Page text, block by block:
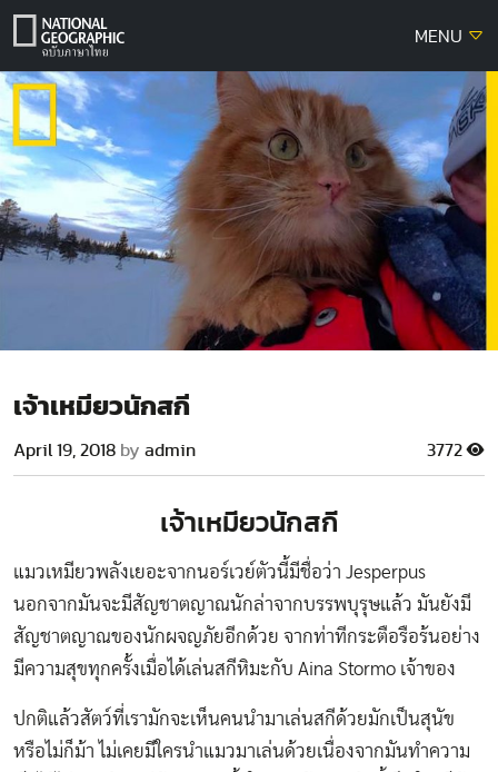
Skip
MENU
เจ้าเหมียวนักสกี
April 19, 2018 by admin 3772
เจ้าเหมียวนักสกี
แมวเหมียวพลังเยอะจากนอร์เวย์ตัวนี้มีชื่อว่า Jesperpus
นอกจากมันจะมีสัญชาตญาณนักล่าจากบรรพบุรุษแล้ว มันยังมี
สัญชาตญาณของนักผจญภัยอีกด้วย จากท่าทีกระตือรือร้นอย่าง
มีความสุขทุกครั้งเมื่อได้เล่นสกีหิมะกับ Aina Stormo เจ้าของ
ปกติแล้วสัตว์ที่เรามักจะเห็นคนนำมาเล่นสกีด้วยมักเป็นสุนัข
หรือไม่ก็ม้า ไม่เคยมีใครนำแมวมาเล่นด้วยเนื่องจากมันทำความ